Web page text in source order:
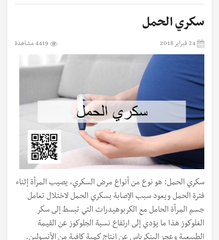
سكري الحمل
24 فبراير 2018 4419 مشاهدة
سكري الحمل: هو نوع من أنواع مرض السكري، يصيب المرأة إثناء
فترة الحمل ويعود سبب الإصابة بسكري الحمل لاختلال تعامل
جسم المرأة الحامل مع الكربوهيدرات التي تبسط إلى سكر
الغلوكوز هذا ما يؤدي إلى ارتفاع نسبة الجلوكوز عن القيمة
الطبيعية وعجز البنكرياس عن إنتاج كمية كافية من الأنسولين.